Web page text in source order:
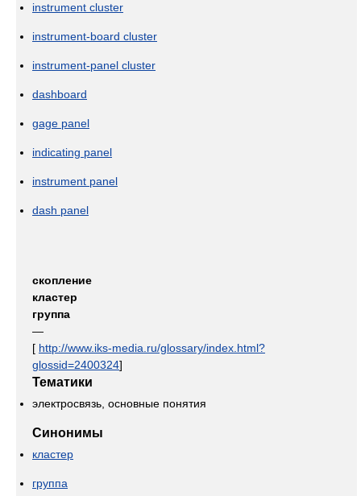
instrument cluster
instrument-board cluster
instrument-panel cluster
dashboard
gage panel
indicating panel
instrument panel
dash panel
скопление
кластер
группа
—
[ http://www.iks-media.ru/glossary/index.html?
glossid=2400324]
Тематики
электросвязь, основные понятия
Синонимы
кластер
группа